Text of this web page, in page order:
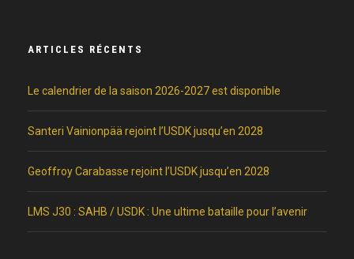
ARTICLES RÉCENTS
Le calendrier de la saison 2026-2027 est disponible
Santeri Vainionpää rejoint l’USDK jusqu’en 2028
Geoffroy Carabasse rejoint l’USDK jusqu’en 2028
LMS J30 : SAHB / USDK : Une ultime bataille pour l’avenir